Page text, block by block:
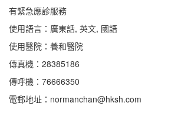
有緊急應診服務
使用語言：廣東話, 英文, 國語
使用醫院：養和醫院
傳真機：28385186
傳呼機：76666350
電郵地址：normanchan@hksh.com